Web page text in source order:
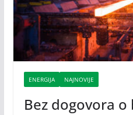
ENERGIJA NAJNOVIJE
Bez dogovora